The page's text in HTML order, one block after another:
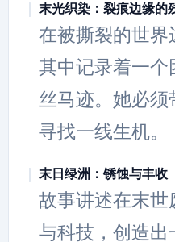
末光织染：裂痕边缘的
在被撕裂的世
其中记录着一
丝马迹。她必
寻找一线生机。
末日绿洲：锈蚀与丰收
故事讲述在末
与科技，创造出